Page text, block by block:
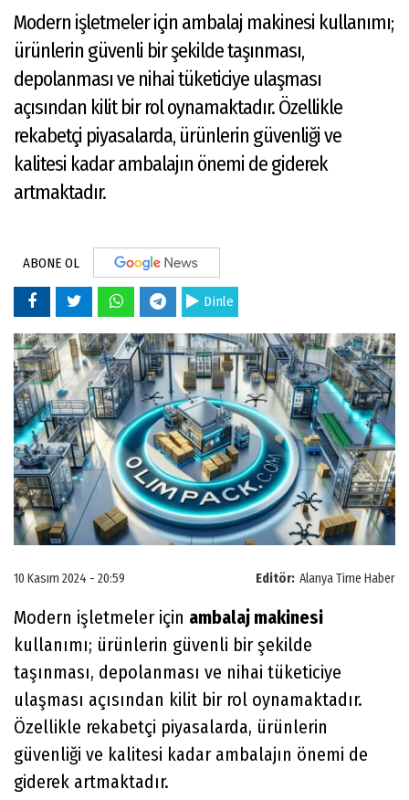
Modern işletmeler için ambalaj makinesi kullanımı;
ürünlerin güvenli bir şekilde taşınması,
depolanması ve nihai tüketiciye ulaşması
açısından kilit bir rol oynamaktadır. Özellikle
rekabetçi piyasalarda, ürünlerin güvenliği ve
kalitesi kadar ambalajın önemi de giderek
artmaktadır.
ABONE OL
Dinle
Editör: Alanya Time Haber
10 Kasım 2024 - 20:59
Modern işletmeler için ambalaj makinesi
kullanımı; ürünlerin güvenli bir şekilde
taşınması, depolanması ve nihai tüketiciye
ulaşması açısından kilit bir rol oynamaktadır.
Özellikle rekabetçi piyasalarda, ürünlerin
güvenliği ve kalitesi kadar ambalajın önemi de
giderek artmaktadır.